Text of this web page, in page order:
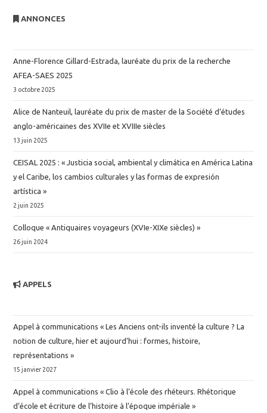
ANNONCES
Anne-Florence Gillard-Estrada, lauréate du prix de la recherche
AFEA-SAES 2025
3 octobre 2025
Alice de Nanteuil, lauréate du prix de master de la Société d’études
anglo-américaines des XVIIe et XVIIIe siècles
13 juin 2025
CEISAL 2025 : « Justicia social, ambiental y climática en América Latina
y el Caribe, los cambios culturales y las formas de expresión
artística »
2 juin 2025
Colloque « Antiquaires voyageurs (XVIe-XIXe siècles) »
26 juin 2024
APPELS
Appel à communications « Les Anciens ont-ils inventé la culture ? La
notion de culture, hier et aujourd’hui : formes, histoire,
représentations »
15 janvier 2027
Appel à communications « Clio à l’école des rhéteurs. Rhétorique
d’école et écriture de l’histoire à l’époque impériale »